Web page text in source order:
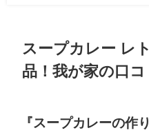
スープカレー レ
品！我が家の口コ
『スープカレーの作